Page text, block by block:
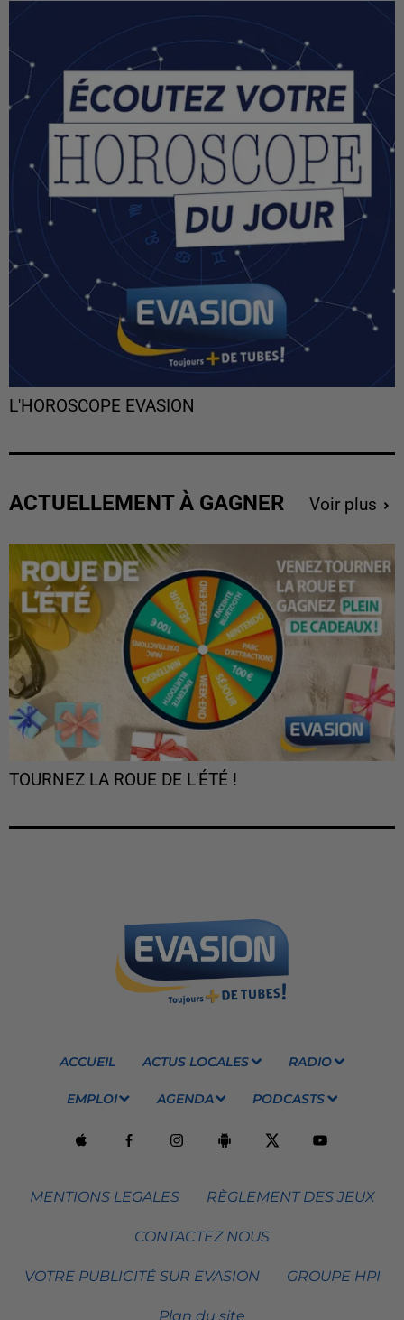
L'HOROSCOPE EVASION
ACTUELLEMENT À GAGNER Voir plus
TOURNEZ LA ROUE DE L'ÉTÉ !
ACCUEIL ACTUS LOCALES RADIO
EMPLOI AGENDA PODCASTS
MENTIONS LEGALES RÈGLEMENT DES JEUX
CONTACTEZ NOUS
VOTRE PUBLICITÉ SUR EVASION GROUPE HPI
Plan du site